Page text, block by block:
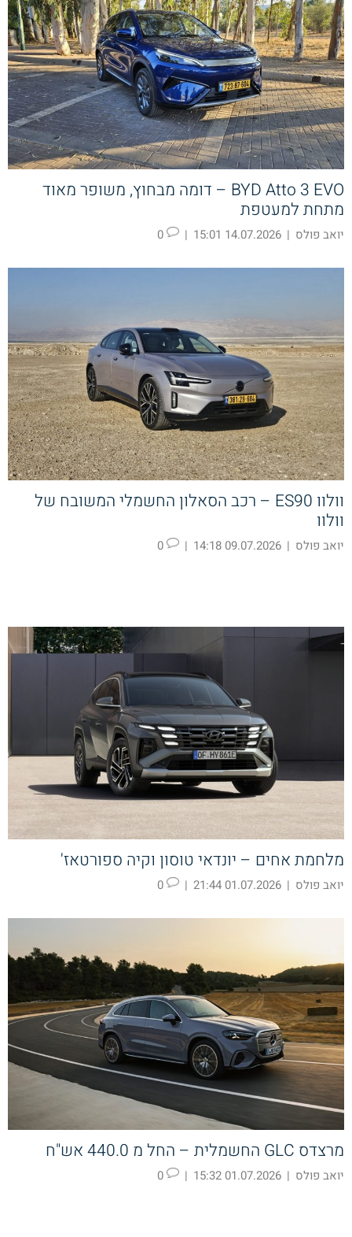
BYD Atto 3 EVO – דומה מבחוץ, משופר מאוד
מתחת למעטפת
יואב פולס |
14.07.2026 15:01
|
וולוו ES90 – רכב הסאלון החשמלי המשובח של
וולוו
יואב פולס |
09.07.2026 14:18
|
מלחמת אחים – יונדאי טוסון וקיה ספורטאז'
יואב פולס |
01.07.2026 21:44
|
מרצדס GLC החשמלית – החל מ 440.0 אש"ח
יואב פולס |
01.07.2026 15:32
|